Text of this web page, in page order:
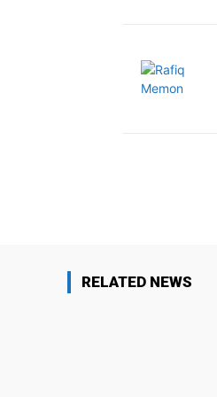
RELATED NEWS